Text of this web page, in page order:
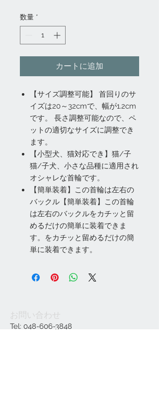
数量 *
カートに追加
【サイズ調整可能】 首回りのサ
イズは20～32cmで、幅が1.2cm
です。 長さ調整可能なので、ペ
ットの適切なサイズに調整でき
ます。
【小型犬、猫対応でき】猫/子
猫/子犬、小さな品種に適用され
オシャレな首輪です。
【簡単装着】この首輪は左右の
バックル【簡単装着】この首輪
は左右のバックルをカチッと留
めるだけの簡単に装着できま
す。をカチッと留めるだけの簡
単に装着できます。
お問い合わせ
Tel: 048-606-3848